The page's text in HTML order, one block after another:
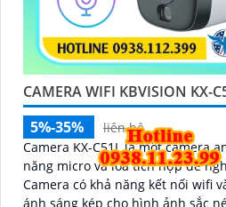
CAMERA WIFI KBVISION KX-
5%-35%
liên hệ
Camera KX-C51L là một camera
năng micro và loa tích hợp để
Camera có khả năng kết nối wifi
ánh sáng kép cho hình ảnh sắc